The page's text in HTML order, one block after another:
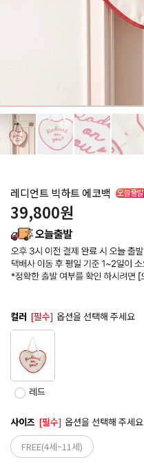
레디언트 빅하트 에코백
39,800원
컬러 [필수] 옵션을 선택해 주세요
레드
사이즈 [필수] 옵션을 선택해 주세요
FREE(4세~11세)